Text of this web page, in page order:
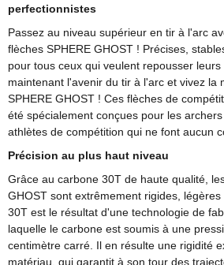
perfectionnistes
Passez au niveau supérieur en tir à l'arc
flèches SPHERE GHOST ! Précises,
pour tous ceux qui veulent repousser
maintenant l'avenir du tir à l'arc et vivez la
SPHERE GHOST ! Ces flèches de
été spécialement conçues pour les
athlètes de compétition qui ne font aucun
Précision au plus haut niveau
Grâce au carbone 30T de haute qualité,
GHOST sont extrêmement rigides,
30T est le résultat d'une technologie de
laquelle le carbone est soumis à une
centimètre carré. Il en résulte une rigidité
matériau, qui garantit à son tour des